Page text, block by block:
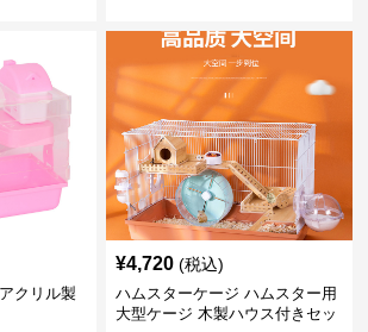
クリル製
¥4,720 (税込)
ハムスターケージ ハムスター用
大型ケージ 木製ハウス付きセッ